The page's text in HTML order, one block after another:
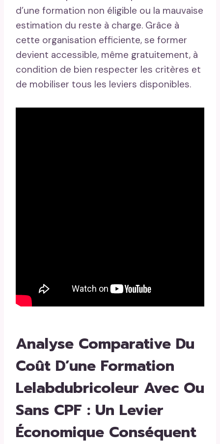
d’une formation non éligible ou la mauvaise
estimation du reste à charge. Grâce à
cette organisation efficiente, se former
devient accessible, même gratuitement, à
condition de bien respecter les critères et
de mobiliser tous les leviers disponibles.
Analyse Comparative Du
Coût D’une Formation
Lelabdubricoleur Avec Ou
Sans CPF : Un Levier
Économique Conséquent